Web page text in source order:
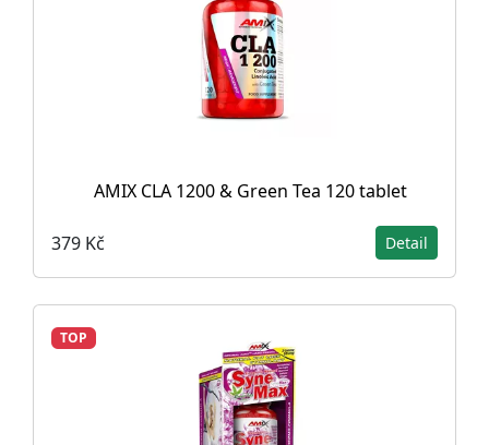
AMIX CLA 1200 & Green Tea 120 tablet
379 Kč Detail
TOP